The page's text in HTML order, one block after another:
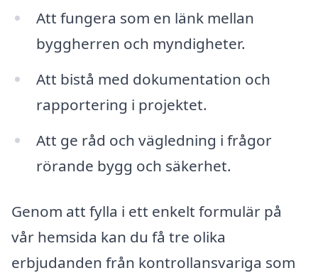
Att fungera som en länk mellan
byggherren och myndigheter.
Att bistå med dokumentation och
rapportering i projektet.
Att ge råd och vägledning i frågor
rörande bygg och säkerhet.
Genom att fylla i ett enkelt formulär på
vår hemsida kan du få tre olika
erbjudanden från kontrollansvariga som